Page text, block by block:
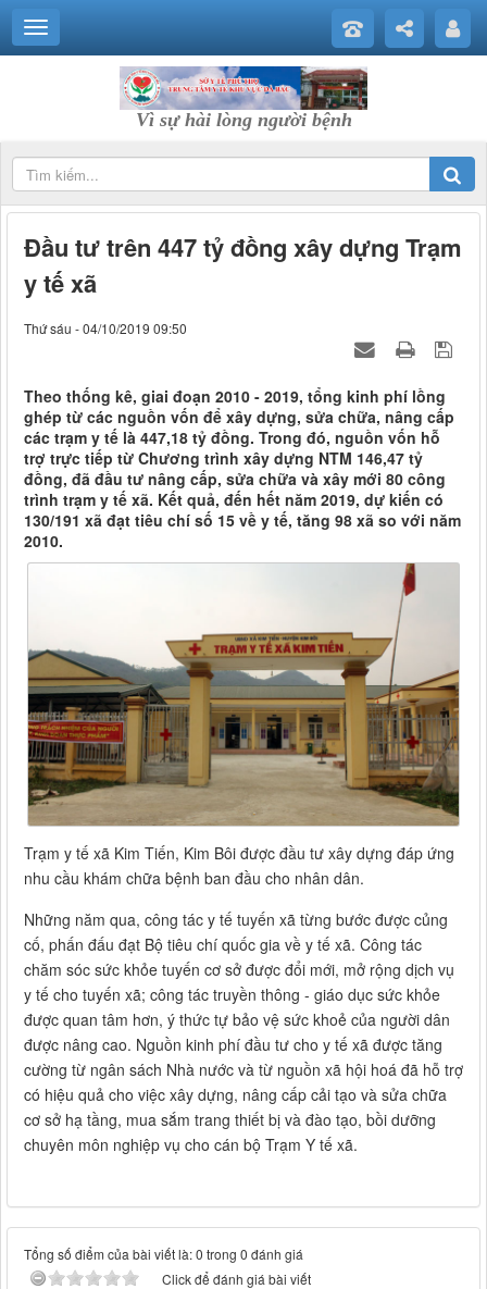
Vì sự hài lòng người bệnh
Đầu tư trên 447 tỷ đồng xây dựng Trạm
y tế xã
Thứ sáu - 04/10/2019 09:50
Theo thống kê, giai đoạn 2010 - 2019, tổng kinh phí lồng
ghép từ các nguồn vốn để xây dựng, sửa chữa, nâng cấp
các trạm y tế là 447,18 tỷ đồng. Trong đó, nguồn vốn hỗ
trợ trực tiếp từ Chương trình xây dựng NTM 146,47 tỷ
đồng, đã đầu tư nâng cấp, sửa chữa và xây mới 80 công
trình trạm y tế xã. Kết quả, đến hết năm 2019, dự kiến có
130/191 xã đạt tiêu chí số 15 về y tế, tăng 98 xã so với năm
2010.
Trạm y tế xã Kim Tiến, Kim Bôi được đầu tư xây dựng đáp ứng
nhu cầu khám chữa bệnh ban đầu cho nhân dân.
Những năm qua, công tác y tế tuyến xã từng bước được củng
cố, phấn đấu đạt Bộ tiêu chí quốc gia về y tế xã. Công tác
chăm sóc sức khỏe tuyến cơ sở được đổi mới, mở rộng dịch vụ
y tế cho tuyến xã; công tác truyền thông - giáo dục sức khỏe
được quan tâm hơn, ý thức tự bảo vệ sức khoẻ của người dân
được nâng cao. Nguồn kinh phí đầu tư cho y tế xã được tăng
cường từ ngân sách Nhà nước và từ nguồn xã hội hoá đã hỗ trợ
có hiệu quả cho việc xây dựng, nâng cấp cải tạo và sửa chữa
cơ sở hạ tầng, mua sắm trang thiết bị và đào tạo, bồi dưỡng
chuyên môn nghiệp vụ cho cán bộ Trạm Y tế xã.
Tổng số điểm của bài viết là: 0 trong 0 đánh giá
Click để đánh giá bài viết